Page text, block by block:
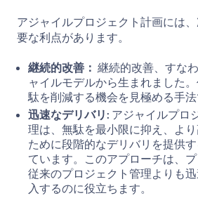
アジャイルプロジェクト計画には
要な利点があります。
継続的改善： 継続的改善、すな
ャイルモデルから生まれました
駄を削減する機会を見極める手法
迅速なデリバリ: アジャイルプロ
理は、無駄を最小限に抑え、よ
ために段階的なデリバリを提供
ています。このアプローチは、
従来のプロジェクト管理よりも
入するのに役立ちます。